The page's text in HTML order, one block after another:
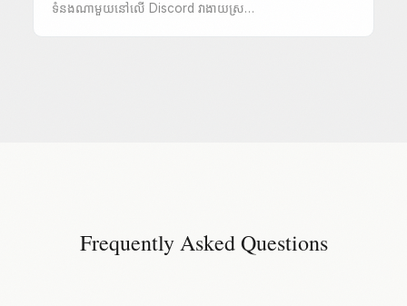
ទំនងណាមួយនៅលើ Discord វាងាយស្រ…
Frequently Asked Questions